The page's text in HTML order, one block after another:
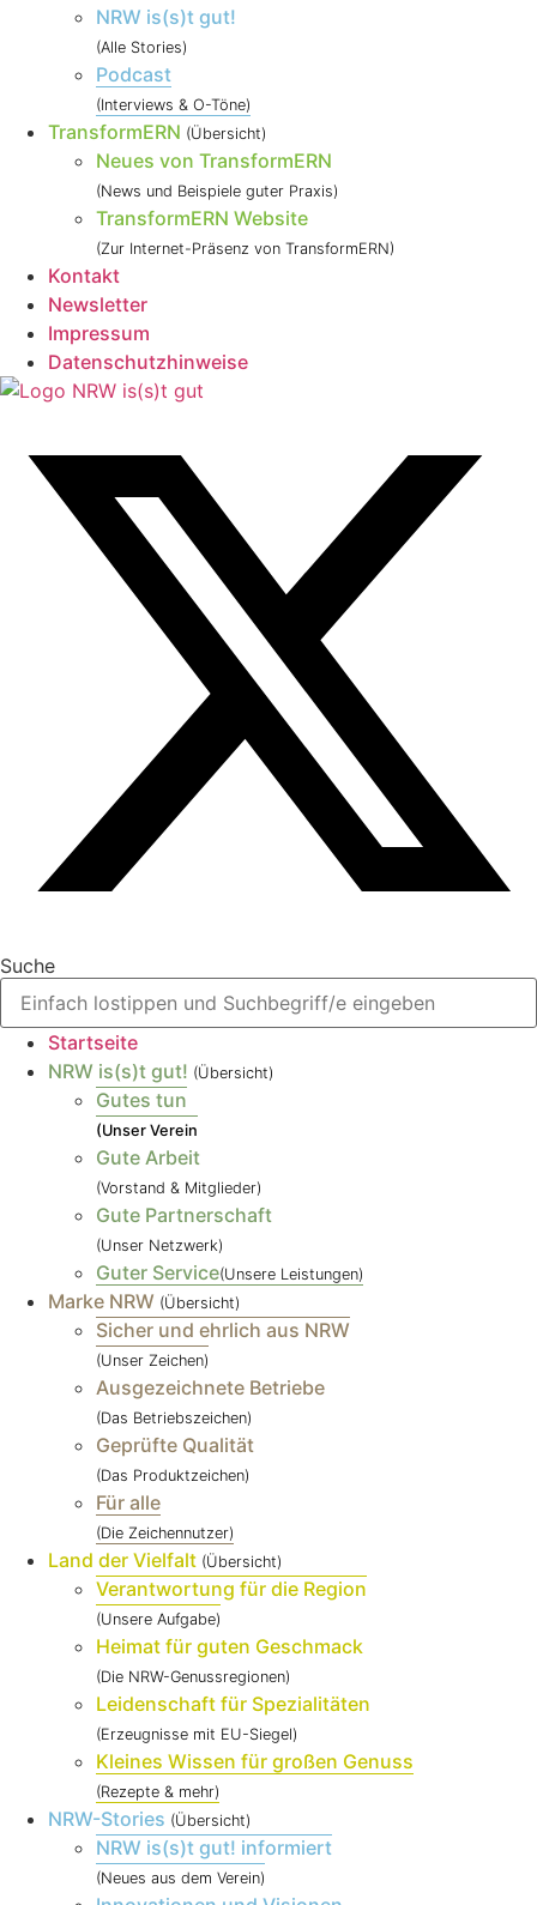
NRW is(s)t gut!
(Alle Stories)
Podcast
(Interviews & O-Töne)
TransformERN (Übersicht)
Neues von TransformERN
(News und Beispiele guter Praxis)
TransformERN Website
(Zur Internet-Präsenz von TransformERN)
Kontakt
Newsletter
Impressum
Datenschutzhinweise
Suche
Startseite
NRW is(s)t gut! (Übersicht)
Gutes tun
(Unser Verein
Gute Arbeit
(Vorstand & Mitglieder)
Gute Partnerschaft
(Unser Netzwerk)
Guter Service(Unsere Leistungen)
Marke NRW (Übersicht)
Sicher und ehrlich aus NRW
(Unser Zeichen)
Ausgezeichnete Betriebe
(Das Betriebszeichen)
Geprüfte Qualität
(Das Produktzeichen)
Für alle
(Die Zeichennutzer)
Land der Vielfalt (Übersicht)
Verantwortung für die Region
(Unsere Aufgabe)
Heimat für guten Geschmack
(Die NRW-Genussregionen)
Leidenschaft für Spezialitäten
(Erzeugnisse mit EU-Siegel)
Kleines Wissen für großen Genuss
(Rezepte & mehr)
NRW-Stories (Übersicht)
NRW is(s)t gut! informiert
(Neues aus dem Verein)